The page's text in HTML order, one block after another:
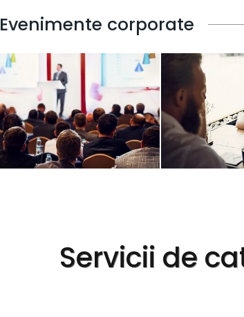
Evenimente corporate
Servicii de